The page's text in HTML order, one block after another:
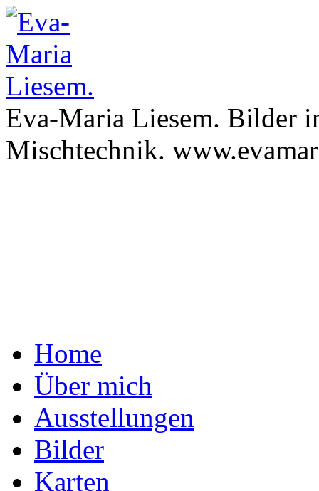
Eva-Maria Liesem. Bilder
Mischtechnik.
Home
Über mich
Ausstellungen
Bilder
Karten